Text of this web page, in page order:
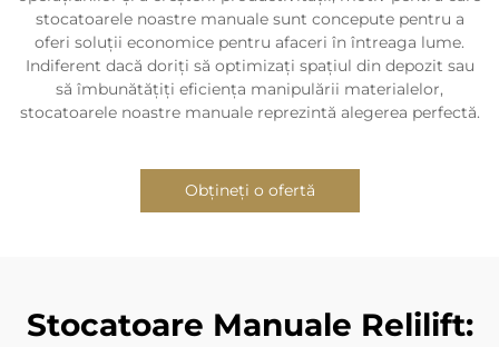
stocatoarele noastre manuale sunt concepute pentru a
oferi soluții economice pentru afaceri în întreaga lume.
Indiferent dacă doriți să optimizați spațiul din depozit sau
să îmbunătățiți eficiența manipulării materialelor,
stocatoarele noastre manuale reprezintă alegerea perfectă.
Obțineți o ofertă
Stocatoare Manuale Relilift: